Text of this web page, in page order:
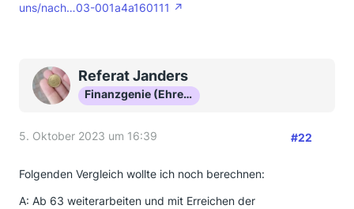
uns/nach…03-001a4a160111
Referat Janders
Finanzgenie (Ehrenmitglied)
5. Oktober 2023 um 16:39 #22
Folgenden Vergleich wollte ich noch berechnen:
A: Ab 63 weiterarbeiten und mit Erreichen der